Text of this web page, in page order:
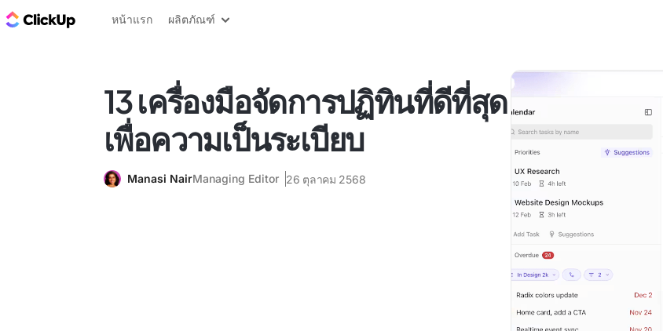
บล็อก ClickUp
หน้าแรก ผลิตภัณฑ์
13 เครื่องมือจัดการปฏิทินที่ดีที่สุด
เพื่อความเป็นระเบียบ
Manasi NairManaging Editor 26 ตุลาคม 2568